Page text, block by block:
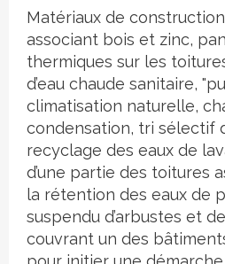
Matériaux de
associant bois et zinc,
thermiques sur les
d’eau chaude sanitaire,
climatisation naturelle,
condensation, tri sélectif
recyclage des eaux de
d’une partie des toitures
la rétention des eaux de
suspendu d’arbustes et
couvrant un des